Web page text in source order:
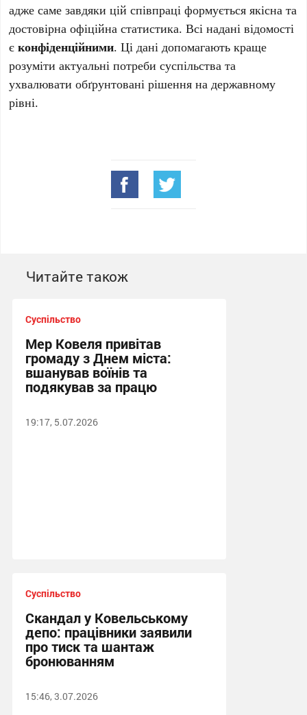
адже саме завдяки цій співпраці формується якісна та
достовірна офіційна статистика. Всі надані відомості
єконфіденційними. Ці дані допомагають краще
розуміти актуальні потреби суспільства та
ухвалювати обґрунтовані рішення на державному
рівні.
Читайте також
Суспільство
Мер Ковеля привітав
громаду з Днем міста:
вшанував воїнів та
подякував за працю
19:17, 5.07.2026
Суспільство
Скандал у Ковельському
депо: працівники заявили
про тиск та шантаж
бронюванням
15:46, 3.07.2026